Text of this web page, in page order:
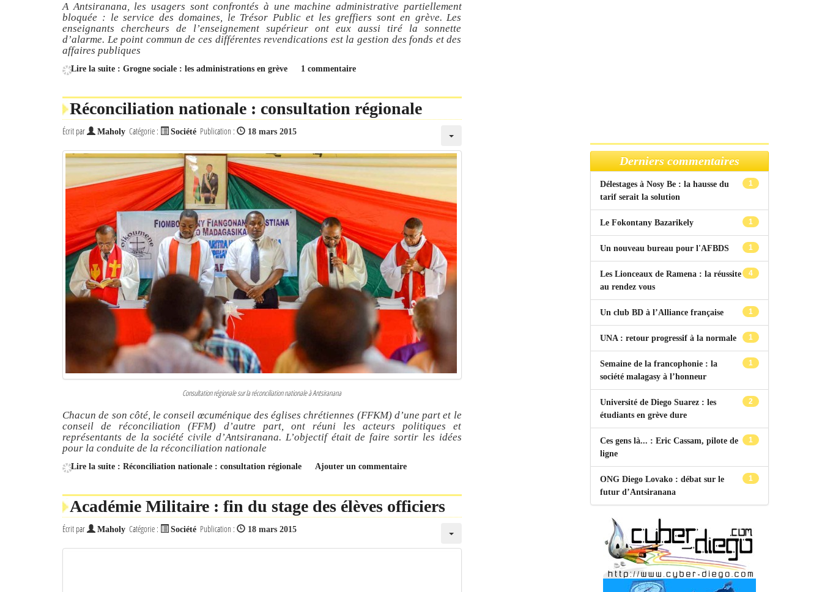
A Antsiranana, les usagers sont confrontés à une machine administrative partiellement
bloquée : le service des domaines, le Trésor Public et les greffiers sont en grève. Les
enseignants chercheurs de l’enseignement supérieur ont eux aussi tiré la sonnette
d’alarme. Le point commun de ces différentes revendications est la gestion des fonds et des
affaires publiques
Lire la suite : Grogne sociale : les administrations en grève 1 commentaire
Réconciliation nationale : consultation régionale
Écrit par Maholy Catégorie : Société Publication : 18 mars 2015
Consultation régionale sur la réconciliation nationale à Antsiranana
Chacun de son côté, le conseil œcuménique des églises chrétiennes (FFKM) d’une part et le
conseil de réconciliation (FFM) d’autre part, ont réuni les acteurs politiques et
représentants de la société civile d’Antsiranana. L’objectif était de faire sortir les idées
pour la conduite de la réconciliation nationale
Lire la suite : Réconciliation nationale : consultation régionale Ajouter un commentaire
Académie Militaire : fin du stage des élèves officiers
Écrit par Maholy Catégorie : Société Publication : 18 mars 2015
Derniers commentaires
1
Délestages à Nosy Be : la hausse du
tarif serait la solution
1
Le Fokontany Bazarikely
1
Un nouveau bureau pour l'AFBDS
4
Les Lionceaux de Ramena : la réussite
au rendez vous
1
Un club BD à l’Alliance française
1
UNA : retour progressif à la normale
1
Semaine de la francophonie : la
société malagasy à l’honneur
2
Université de Diego Suarez : les
étudiants en grève dure
1
Ces gens là... : Eric Cassam, pilote de
ligne
1
ONG Diego Lovako : débat sur le
futur d’Antsiranana